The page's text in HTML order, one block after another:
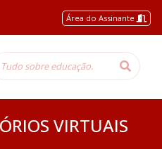
Área do Assinante
VIRTUAIS